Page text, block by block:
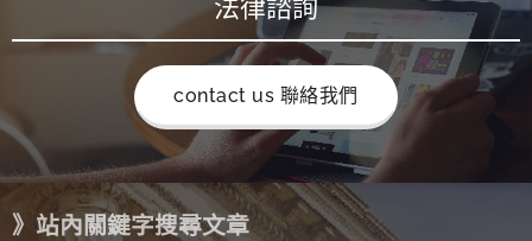
法律諮詢
contact us 聯絡我們
》站內關鍵字搜尋文章